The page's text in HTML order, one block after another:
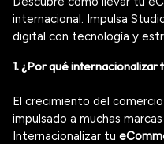
internacional. Impulsa
digital con tecnología y
1. ¿Por qué internacionalizar
El crecimiento del
impulsado a muchas
Internacionalizar tu